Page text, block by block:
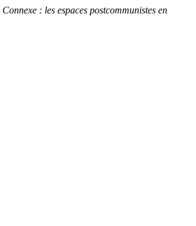
Connexe : les espaces postcommunistes en